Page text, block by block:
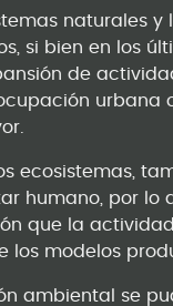
naturales
si bien en los
de
ecosistemas,
humano, por lo
que la
los modelos
ambiental se